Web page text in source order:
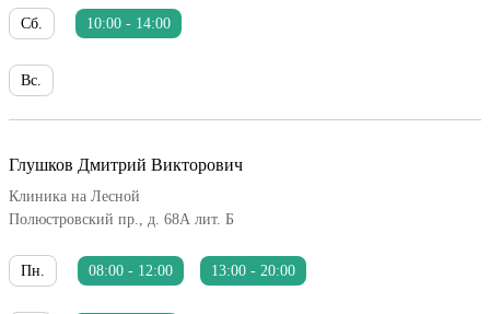
Сб. 10:00 - 14:00
Вс.
Глушков Дмитрий Викторович
Клиника на Лесной
Полюстровский пр., д. 68А лит. Б
Пн. 08:00 - 12:00 13:00 - 20:00